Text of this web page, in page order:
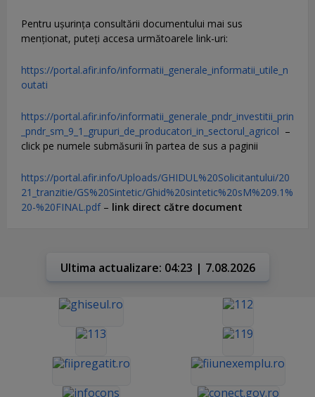
Pentru uşurinţa consultării documentului mai sus
menţionat, puteţi accesa următoarele link-uri:
https://portal.afir.info/informatii_generale_informatii_utile_n
outati
https://portal.afir.info/informatii_generale_pndr_investitii_prin
_pndr_sm_9_1_grupuri_de_producatori_in_sectorul_agricol –
click pe numele submăsurii în partea de sus a paginii
https://portal.afir.info/Uploads/GHIDUL%20Solicitantului/20
21_tranzitie/GS%20Sintetic/Ghid%20sintetic%20sM%209.1%
20-%20FINAL.pdf– link direct către document
Ultima actualizare: 04:23 | 7.08.2026